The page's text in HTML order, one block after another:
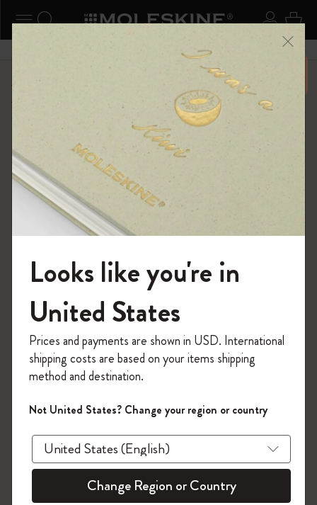
ナビゲーションの切替 ログ
検索 (キーワードなど) カ
6,500円以上のご購入で送料無料 メニ
ーを閉じる
ショップ
アクセサリー＆リフィル
zoom.cta
モレスキンの世界へようこそ
「WELCOME10」を入力すると、初回注
文が10%オフ＋送料無料になります。セ
ール・アウトレット品は適用外。
Moleskineアカウントを作成して限定オフ
ァーや会員特典、さらに多くのインスピ
レーションを手に入れましょう。
今すぐ会員登録 !
Looks like you're in
United States
Prices and payments are shown in USD. International
shipping costs are based on your items shipping
method and destination.
Not United States? Change your region or country
Change Region or Country